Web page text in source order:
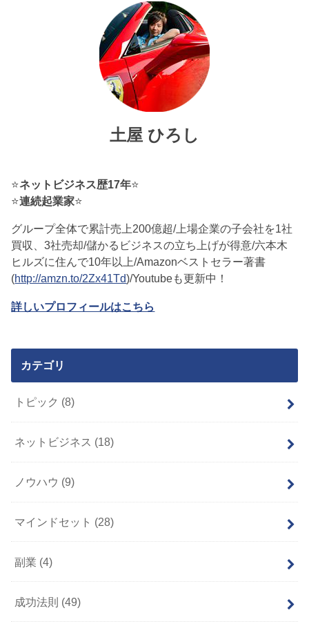
土屋 ひろし
⭐ネットビジネス歴17年⭐
⭐連続起業家⭐
グループ全体で累計売上200億超/上場企業の子会社を1社
買収、3社売却/儲かるビジネスの立ち上げが得意/六本木
ヒルズに住んで10年以上/Amazonベストセラー著書
(http://amzn.to/2Zx41Td)/Youtubeも更新中！
詳しいプロフィールはこちら
カテゴリ
トピック (8)
ネットビジネス (18)
ノウハウ (9)
マインドセット (28)
副業 (4)
成功法則 (49)